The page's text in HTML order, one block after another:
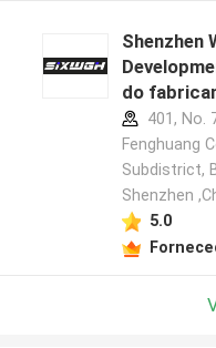
Shenzhen
do
401, No.
Fenghuang
Subdistrict,
Shenzhen
5.0